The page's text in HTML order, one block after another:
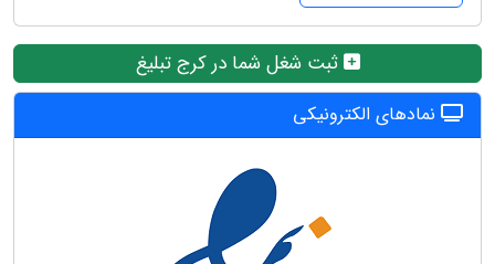
ثبت شغل شما در کرج تبلیغ
نمادهای الکترونیکی